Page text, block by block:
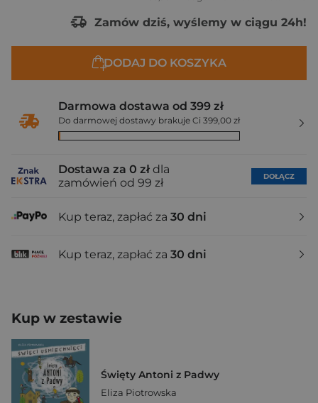
Zamów dziś, wyślemy w ciągu 24h!
DODAJ DO KOSZYKA
Darmowa dostawa od 399 zł
Do darmowej dostawy brakuje Ci 399,00 zł
Dostawa za 0 zł dla
zamówień od 99 zł
DOŁĄCZ
Kup teraz, zapłać za 30 dni
Kup teraz, zapłać za 30 dni
Kup w zestawie
Święty Antoni z Padwy
Eliza Piotrowska